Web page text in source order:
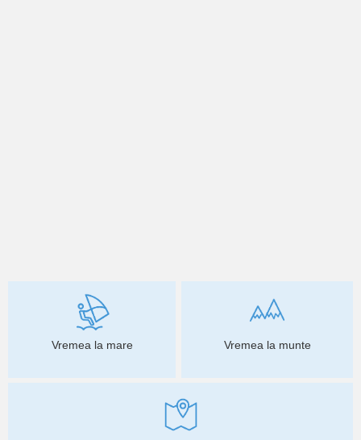
Vremea la mare Vremea la munte